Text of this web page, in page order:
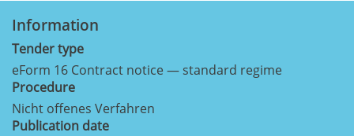
Information
Tender type
eForm 16 Contract notice — standard regime
Procedure
Nicht offenes Verfahren
Publication date